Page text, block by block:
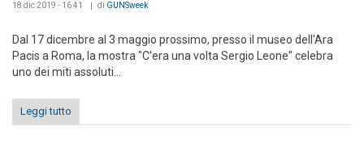
18 dic 2019 - 16:41 di GUNSweek
Dal 17 dicembre al 3 maggio prossimo, presso il museo dell'Ara
Pacis a Roma, la mostra "C'era una volta Sergio Leone" celebra
uno dei miti assoluti...
Leggi tutto